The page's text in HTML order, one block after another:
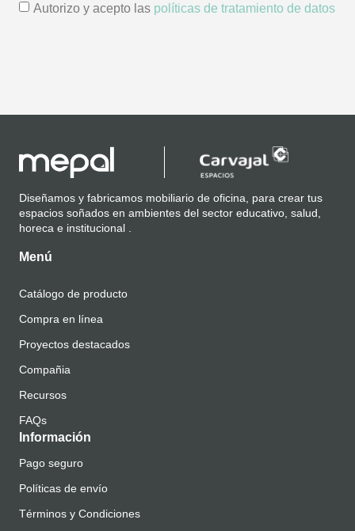
Autorizo y acepto las políticas de tratamiento de datos
Diseñamos y fabricamos mobiliario de oficina, para crear tus
espacios soñados en ambientes del sector educativo, salud,
horeca e institucional .
Menú
Catálogo de producto
Compra en línea
Proyectos destacados
Compañia
Recursos
FAQs
Información
Pago seguro
Políticas de envío
Términos y Condiciones